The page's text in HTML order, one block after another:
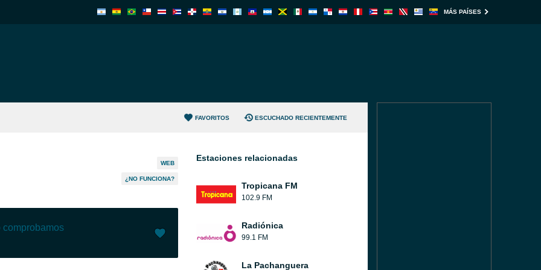
MÁS PAÍSES
FAVORITOS ESCUCHADO RECIENTEMENTE
WEB
¿NO FUNCIONA?
comprobamos
Estaciones relacionadas
Tropicana FM
102.9 FM
Radiónica
99.1 FM
La Pachanguera